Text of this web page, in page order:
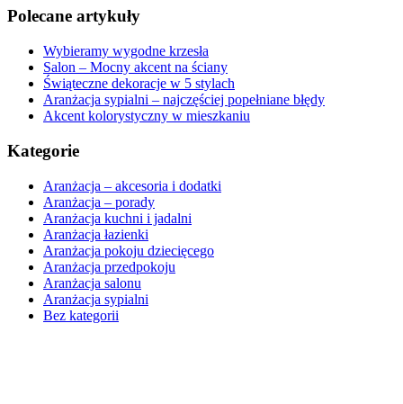
Polecane artykuły
Wybieramy wygodne krzesła
Salon – Mocny akcent na ściany
Świąteczne dekoracje w 5 stylach
Aranżacja sypialni – najczęściej popełniane błędy
Akcent kolorystyczny w mieszkaniu
Kategorie
Aranżacja – akcesoria i dodatki
Aranżacja – porady
Aranżacja kuchni i jadalni
Aranżacja łazienki
Aranżacja pokoju dziecięcego
Aranżacja przedpokoju
Aranżacja salonu
Aranżacja sypialni
Bez kategorii